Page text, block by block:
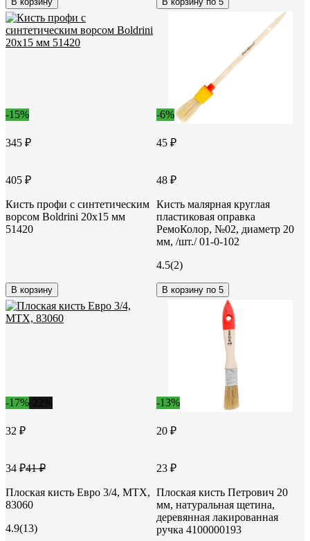
-15%
345 ₽
405 ₽
Кисть профи с синтетическим
ворсом Boldrini 20x15 мм
51420
В корзину
-6%
45 ₽
48 ₽
Кисть малярная круглая
пластиковая оправка
РемоКолор, №02, диаметр 20
мм, /шт./ 01-0-102
4.5(2)
В корзину по 5
-17%
32 ₽
34 ₽41 ₽
Плоская кисть Евро 3/4, MTX,
83060
4.9(13)
-13%
20 ₽
23 ₽
Плоская кисть Петрович 20
мм, натуральная щетина,
деревянная лакированная
ручка 4100000193